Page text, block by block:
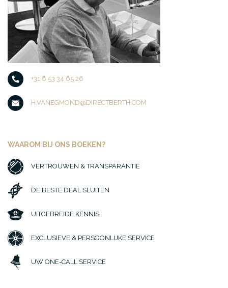
+31 6 53 34 65 26
H.VANEGMOND@DIRECTBERTH.COM
WAAROM BIJ ONS BOEKEN?
VERTROUWEN & TRANSPARANTIE
DE BESTE DEAL SLUITEN
UITGEBREIDE KENNIS
EXCLUSIEVE & PERSOONLIJKE SERVICE
UW ONE-CALL SERVICE